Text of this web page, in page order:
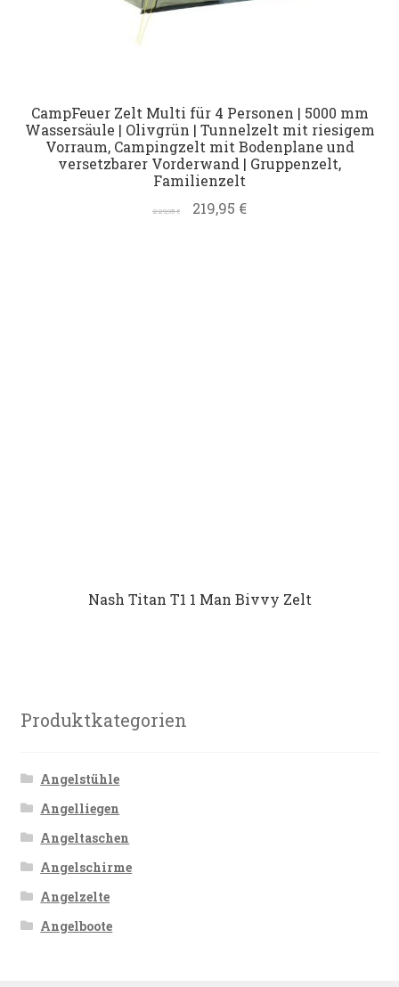
CampFeuer Zelt Multi für 4 Personen | 5000 mm
Wassersäule | Olivgrün | Tunnelzelt mit riesigem
Vorraum, Campingzelt mit Bodenplane und
versetzbarer Vorderwand | Gruppenzelt,
Familienzelt
229,95€ 219,95 €
Nash Titan T1 1 Man Bivvy Zelt
Produktkategorien
Angelstühle
Angelliegen
Angeltaschen
Angelschirme
Angelzelte
Angelboote